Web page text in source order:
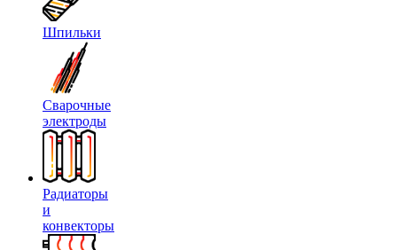
Шпильки
Сварочные
электроды
Радиаторы
и
конвекторы